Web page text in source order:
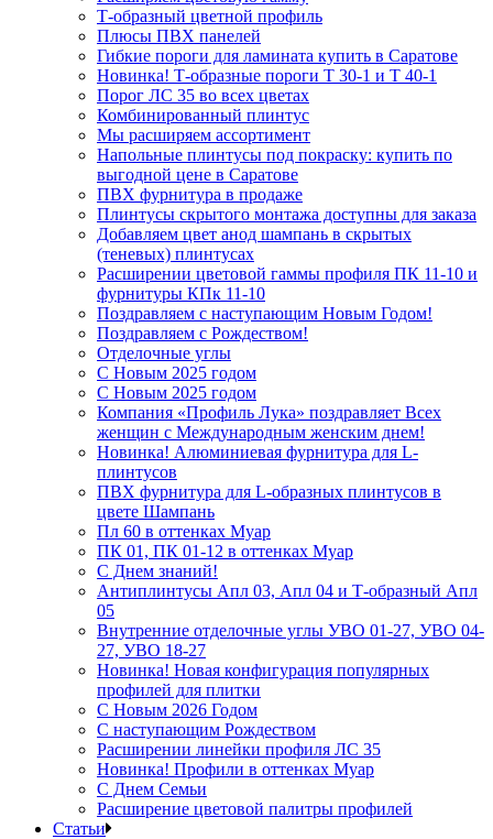
Т-образный цветной профиль
Плюсы ПВХ панелей
Гибкие пороги для ламината купить в Саратове
Новинка! Т-образные пороги Т 30-1 и Т 40-1
Порог ЛС 35 во всех цветах
Комбинированный плинтус
Мы расширяем ассортимент
Напольные плинтусы под покраску: купить по
выгодной цене в Саратове
ПВХ фурнитура в продаже
Плинтусы скрытого монтажа доступны для заказа
Добавляем цвет анод шампань в скрытых
(теневых) плинтусах
Расширении цветовой гаммы профиля ПК 11-10 и
фурнитуры КПк 11-10
Поздравляем с наступающим Новым Годом!
Поздравляем с Рождеством!
Отделочные углы
С Новым 2025 годом
С Новым 2025 годом
Компания «Профиль Лука» поздравляет Всех
женщин с Международным женским днем!
Новинка! Алюминиевая фурнитура для L-
плинтусов
ПВХ фурнитура для L-образных плинтусов в
цвете Шампань
Пл 60 в оттенках Муар
ПК 01, ПК 01-12 в оттенках Муар
С Днем знаний!
Антиплинтусы Апл 03, Апл 04 и Т-образный Апл
05
Внутренние отделочные углы УВО 01-27, УВО 04-
27, УВО 18-27
Новинка! Новая конфигурация популярных
профилей для плитки
С Новым 2026 Годом
С наступающим Рождеством
Расширении линейки профиля ЛС 35
Новинка! Профили в оттенках Муар
С Днем Семьи
Расширение цветовой палитры профилей
Статьи